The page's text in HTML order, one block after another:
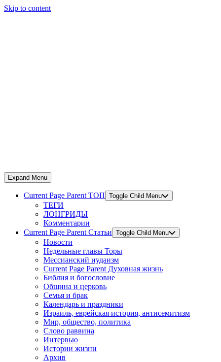
Skip to content
Expand Menu
Current Page Parent ТОП Toggle Child Menu
ТЕГИ
ЛОНГРИДЫ
Комментарии
Current Page Parent Статьи Toggle Child Menu
Новости
Недельные главы Торы
Мессианский иудаизм
Current Page Parent Духовная жизнь
Библия и богословие
Община и церковь
Семья и брак
Календарь и праздники
Израиль, еврейская история, антисемитизм
Мир, общество, политика
Слово раввина
Интервью
Истории жизни
Архив